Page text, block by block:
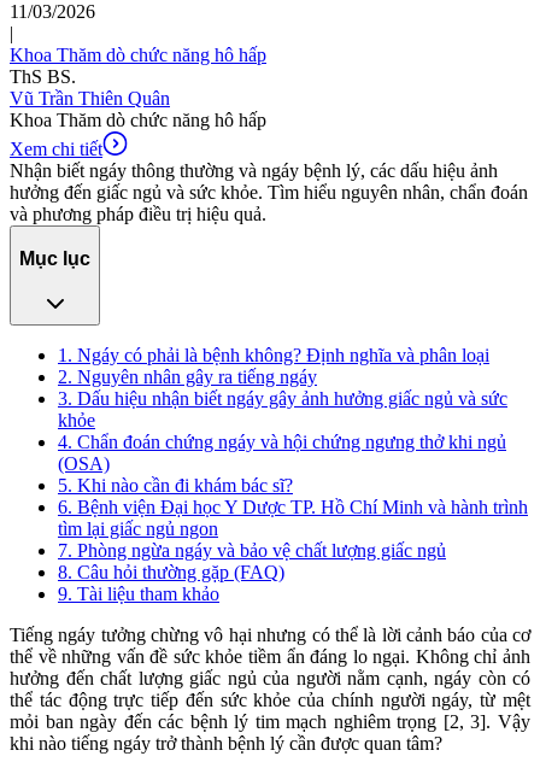
11/03/2026
|
Khoa Thăm dò chức năng hô hấp
ThS BS.
Vũ Trần Thiên Quân
Khoa Thăm dò chức năng hô hấp
Xem chi tiết
Nhận biết ngáy thông thường và ngáy bệnh lý, các dấu hiệu ảnh
hưởng đến giấc ngủ và sức khỏe. Tìm hiểu nguyên nhân, chẩn đoán
và phương pháp điều trị hiệu quả.
Mục lục
1. Ngáy có phải là bệnh không? Định nghĩa và phân loại
2. Nguyên nhân gây ra tiếng ngáy
3. Dấu hiệu nhận biết ngáy gây ảnh hưởng giấc ngủ và sức
khỏe
4. Chẩn đoán chứng ngáy và hội chứng ngưng thở khi ngủ
(OSA)
5. Khi nào cần đi khám bác sĩ?
6. Bệnh viện Đại học Y Dược TP. Hồ Chí Minh và hành trình
tìm lại giấc ngủ ngon
7. Phòng ngừa ngáy và bảo vệ chất lượng giấc ngủ
8. Câu hỏi thường gặp (FAQ)
9. Tài liệu tham khảo
Tiếng ngáy tưởng chừng vô hại nhưng có thể là lời cảnh báo của cơ
thể về những vấn đề sức khỏe tiềm ẩn đáng lo ngại. Không chỉ ảnh
hưởng đến chất lượng giấc ngủ của người nằm cạnh, ngáy còn có
thể tác động trực tiếp đến sức khỏe của chính người ngáy, từ mệt
mỏi ban ngày đến các bệnh lý tim mạch nghiêm trọng [2, 3]. Vậy
khi nào tiếng ngáy trở thành bệnh lý cần được quan tâm?